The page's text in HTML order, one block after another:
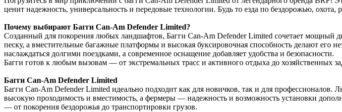
ценит надежность, универсальность и передовые технологии. Будь то езда по бездорожью,
Почему выбирают Багги Can-Am Defender Limited?
Созданный для покорения любых ландшафтов, Багги Can-Am Defender Limited сочетает мощный
песку, а вместительные багажные платформы и высокая буксировочная способность делают
наслаждаться долгими поездками, а современное оснащение добавляет удобства и безопасности.
Багги готов к любым вызовам — от экстремальных трасс и активного отдыха до хозяйственных
Багги Can-Am Defender Limited
Багги Can-Am Defender Limited идеально подходит как для новичков, так и для
высокую проходимость и вместимость, а фермеры — надежность и возможность установки
— от покорения бездорожья до транспортировки грузов.